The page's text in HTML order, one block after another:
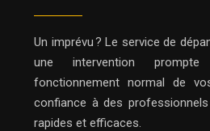
Un imprévu ? Le service de
une intervention
fonctionnement normal de
confiance à des
rapides et efficaces.